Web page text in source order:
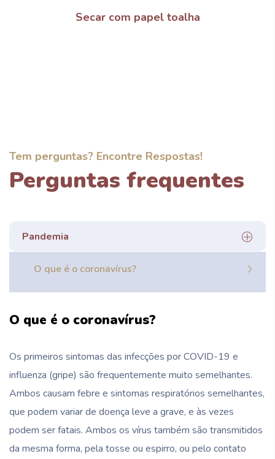
Secar com papel toalha
Tem perguntas? Encontre Respostas!
Perguntas frequentes
Pandemia
O que é o coronavírus?
O que é o coronavírus?
Os primeiros sintomas das infecções por COVID-19 e
influenza (gripe) são frequentemente muito semelhantes.
Ambos causam febre e sintomas respiratórios semelhantes,
que podem variar de doença leve a grave, e às vezes
podem ser fatais. Ambos os vírus também são transmitidos
da mesma forma, pela tosse ou espirro, ou pelo contato